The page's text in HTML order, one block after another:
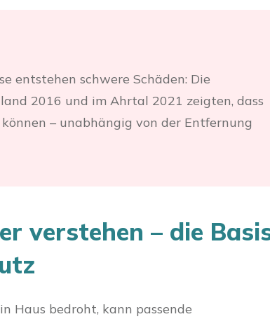
entstehen schwere Schäden: Die
2016 und im Ahrtal 2021 zeigten, dass
– unabhängig von der Entfernung
verstehen – die
Haus bedroht, kann passende